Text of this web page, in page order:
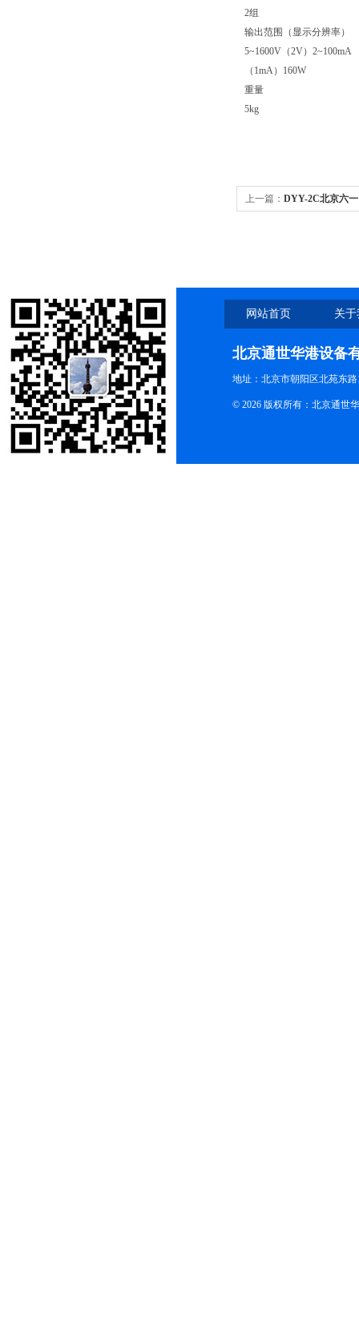
2组
输出范围（显示分辨率）
5~1600V（2V）2~100mA
（1mA）160W
重量
5kg
上一篇： DYY-2C北京六
网站首页 关
北京通世华港设备
地址：北京市朝阳区北苑东路
© 2026 版权所有：北京通世